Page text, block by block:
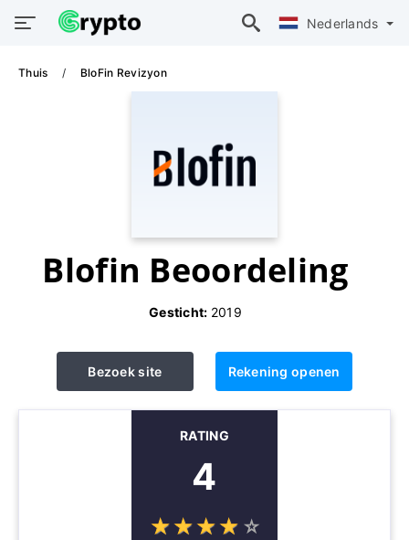
Nederlands
Thuis BloFin Revizyon
Blofin Beoordeling
Gesticht: 2019
Bezoek site Rekening openen
RATING
4
☆☆☆☆ ☆
★★★★ ★